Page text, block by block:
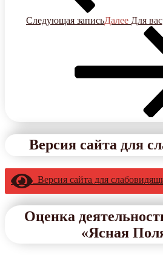
Следующая записьДалее Для
Версия сайта для
Версия сайта для
Оценка
«Ясная